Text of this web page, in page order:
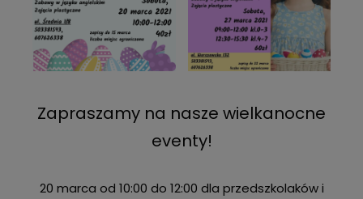
Zapraszamy na nasze wielkanocne
eventy!
20 marca od 10:00 do 12:00 dla przedszkolaków i